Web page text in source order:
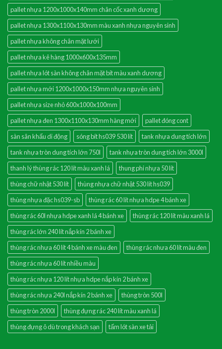
pallet nhựa 1200x1000x140mm chân cốc xanh dương
pallet nhựa 1300x1100x130mm màu xanh nhựa nguyên sinh
pallet nhựa không chân mặt lưới
pallet nhựa kê hàng 1000x600x135mm
pallet nhựa lót sàn không chân mặt bít màu xanh dương
pallet nhựa mới 1200x1000x150mm nhựa nguyên sinh
pallet nhựa size nhỏ 600x1000x100mm
pallet nhựa đen 1300x1100x130mm hàng mới
pallet đóng cont
sàn sân khấu di động
sóng bít hs039 530 lít
tank nhựa dung tích lớn
tank nhựa tròn dung tích lớn 750l
tank nhựa tròn dung tích lớn 3000l
thanh lý thùng rác 120 lít màu xanh lá
thung phi nhựa 50 lít
thùng chữ nhật 530 lít
thùng nhựa chữ nhật 530 lít hs039
thùng nhựa đặc hs039-sb
thùng rác 60 lít nhựa hdpe 4 bánh xe
thùng rác 60l nhựa hdpe xanh lá 4 bánh xe
thùng rác 120 lít màu xanh lá
thùng rác lớn 240 lít nắp kín 2 bánh xe
thùng rác nhưa 60 lít 4 bánh xe màu đen
thùng rác nhưa 60 lít màu đen
thùng rác nhựa 60 lít nhiều màu
thùng rác nhựa 120 lít nhựa hdpe nắp kín 2 bánh xe
thùng rác nhựa 240l nắp kín 2 bánh xe
thùng tròn 500l
thùng tròn 2000l
thùng đựng rác 240 lít màu xanh lá
thùng đựng ô dù trong khách sạn
tấm lót sàn xe tải